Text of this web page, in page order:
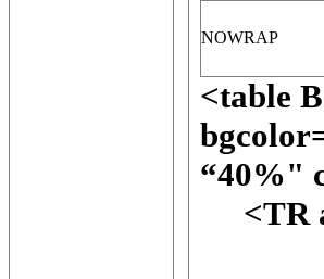
NOWRAP
<table
“40%"
<TR